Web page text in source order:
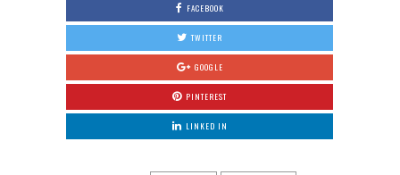
FACEBOOK
TWITTER
GOOGLE
PINTEREST
LINKED IN